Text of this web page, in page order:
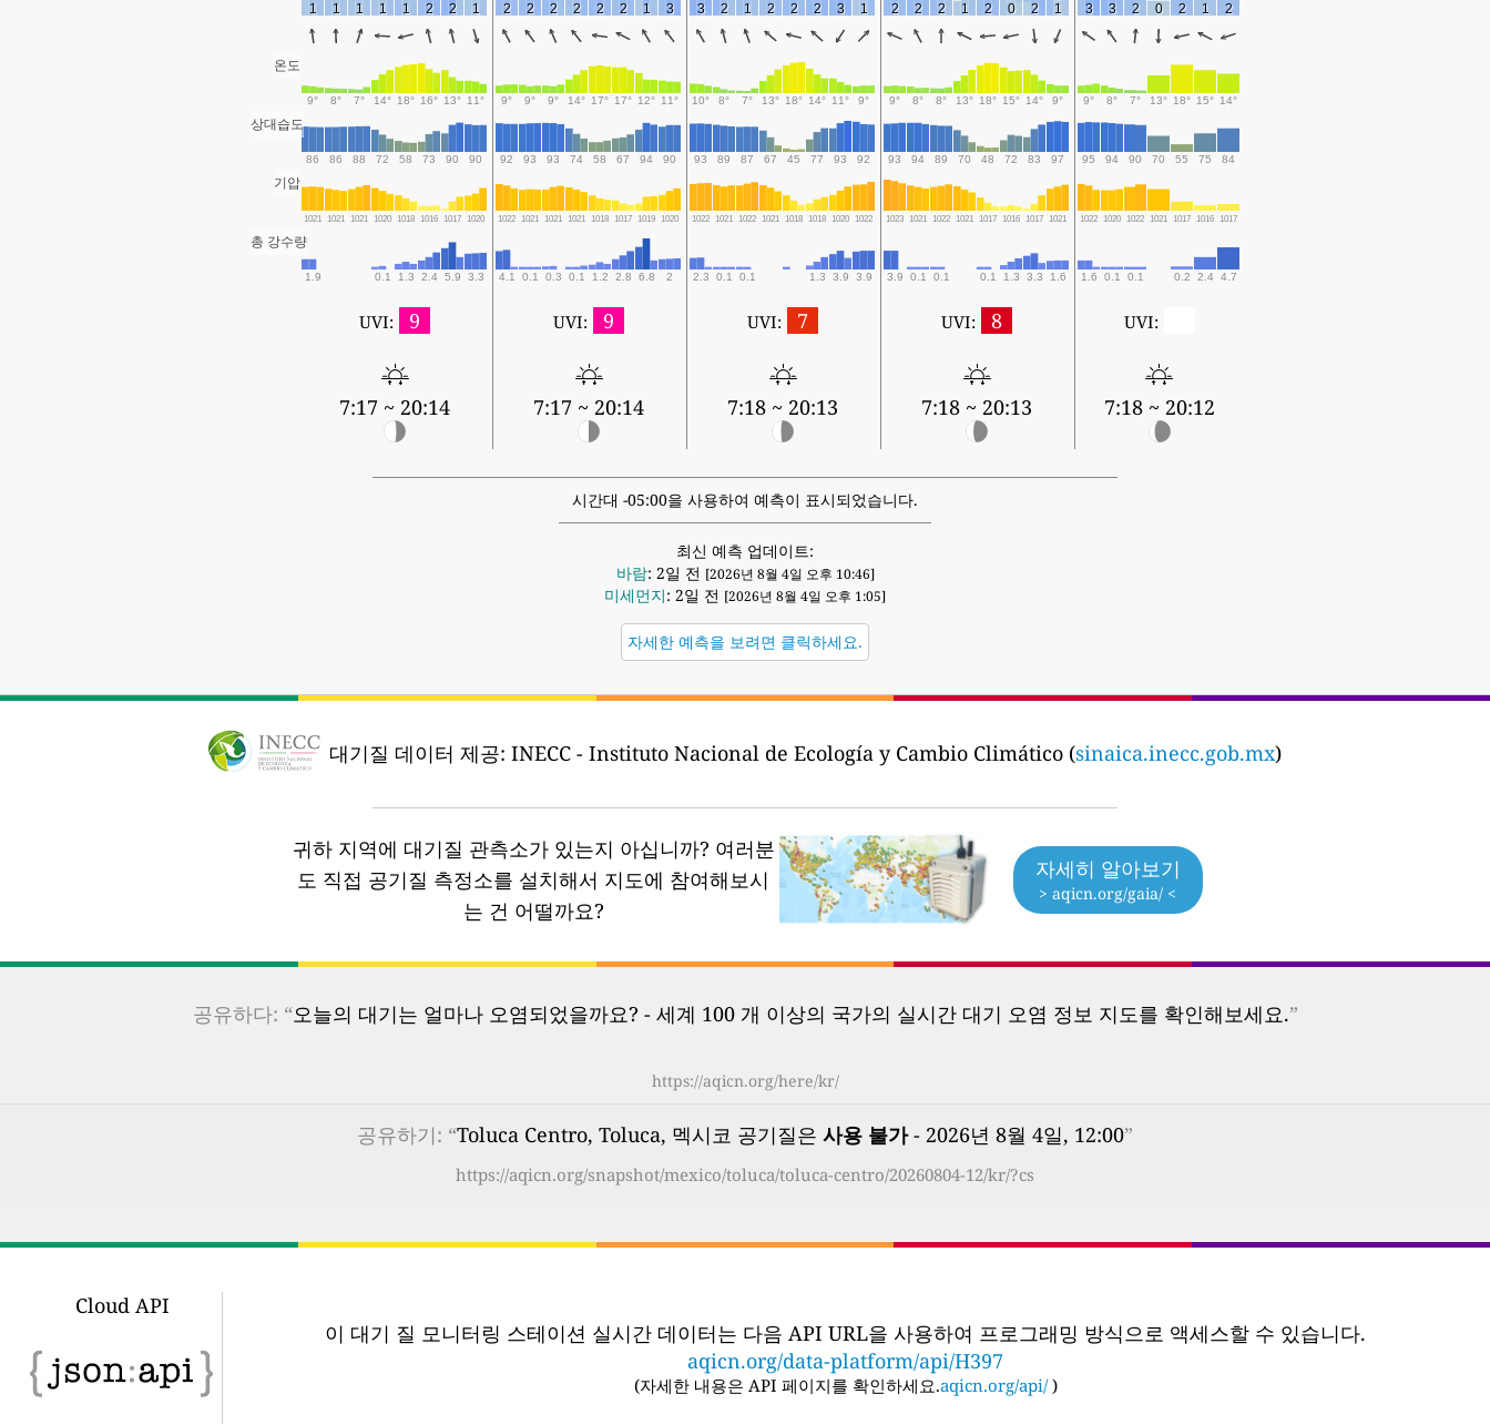
1 1 1 1 1 2 2 1 2 2 2 2 2 2 1 3 3 2 1 2 2 2 3 1 2 2 2 1 2 0 2 1 3 3 2 0 2 1 2
온도
9° 8° 7° 14° 18° 16° 13° 11° 9° 9° 9° 14° 17° 17° 12° 11° 10° 8° 7° 13° 18° 14° 11° 9° 9° 8° 8° 13° 18° 15° 14° 9° 9° 8° 7° 13° 18° 15° 14°
상대습도
86 86 88 72 58 73 90 90 92 93 93 74 58 67 94 90 93 89 87 67 45 77 93 92 93 94 89 70 48 72 83 97 95 94 90 70 55 75 84
기압
1021 1021 1021 1020 1018 1016 1017 1020 1022 1021 1021 1021 1018 1017 1019 1020 1022 1021 1022 1021 1018 1018 1020 1022 1023 1021 1022 1021 1017 1016 1017 1021 1022 1020 1022 1021 1017 1016 1017
총 강수량
1.9 0.1 1.3 2.4 5.9 3.3 4.1 0.1 0.3 0.1 1.2 2.8 6.8 2 2.3 0.1 0.1 1.3 3.9 3.9 3.9 0.1 0.1 0.1 1.3 3.3 1.6 1.6 0.1 0.1 0.2 2.4 4.7
UVI: 9
7:17 ~ 20:14
UVI: 9
7:17 ~ 20:14
UVI: 7
7:18 ~ 20:13
UVI: 8
7:18 ~ 20:13
UVI:
7:18 ~ 20:12
시간대 -05:00을 사용하여 예측이 표시되었습니다.
최신 예측 업데이트:
바람: 2일 전 [2026년 8월 4일 오후 10:46]
미세먼지: 2일 전 [2026년 8월 4일 오후 1:05]
자세한 예측을 보려면 클릭하세요.
대기질 데이터 제공: INECC - Instituto Nacional de Ecología y Cambio Climático (sinaica.inecc.gob.mx)
귀하 지역에 대기질 관측소가 있는지 아십니까? 여러분
도 직접 공기질 측정소를 설치해서 지도에 참여해보시
는 건 어떨까요?
자세히 알아보기
> aqicn.org/gaia/ <
공유하다: “오늘의 대기는 얼마나 오염되었을까요? - 세계 100 개 이상의 국가의 실시간 대기 오염 정보 지도를 확인해보세요.”
https://aqicn.org/here/kr/
공유하기: “Toluca Centro, Toluca, 멕시코 공기질은 사용 불가- 2026년 8월 4일, 12:00”
https://aqicn.org/snapshot/mexico/toluca/toluca-centro/20260804-12/kr/?cs
Cloud API
이 대기 질 모니터링 스테이션 실시간 데이터는 다음 API URL을 사용하여 프로그래밍 방식으로 액세스할 수 있습니다.
aqicn.org/data-platform/api/H397
(자세한 내용은 API 페이지를 확인하세요.aqicn.org/api/ )